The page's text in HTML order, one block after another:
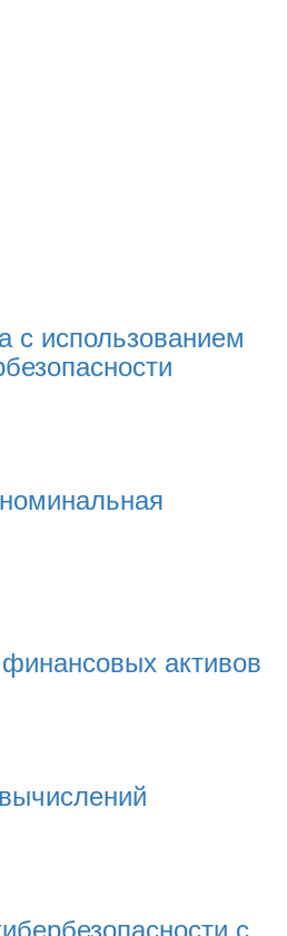
с использованием
активов
с